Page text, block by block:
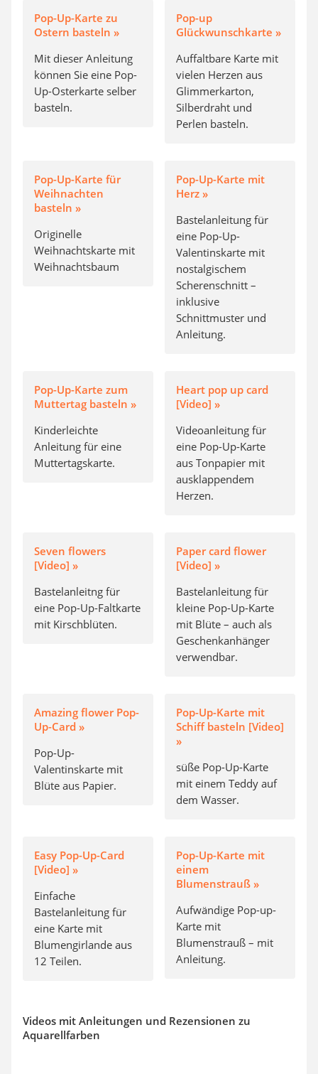
Pop-Up-Karte zu
Ostern basteln »
Mit dieser Anleitung
können Sie eine Pop-
Up-Osterkarte selber
basteln.
Pop-up
Glückwunschkarte »
Auffaltbare Karte mit
vielen Herzen aus
Glimmerkarton,
Silberdraht und
Perlen basteln.
Pop-Up-Karte für
Weihnachten
basteln »
Originelle
Weihnachtskarte mit
Weihnachtsbaum
Pop-Up-Karte mit
Herz »
Bastelanleitung für
eine Pop-Up-
Valentinskarte mit
nostalgischem
Scherenschnitt –
inklusive
Schnittmuster und
Anleitung.
Pop-Up-Karte zum
Muttertag basteln »
Kinderleichte
Anleitung für eine
Muttertagskarte.
Heart pop up card
[Video] »
Videoanleitung für
eine Pop-Up-Karte
aus Tonpapier mit
ausklappendem
Herzen.
Seven flowers
[Video] »
Bastelanleitng für
eine Pop-Up-Faltkarte
mit Kirschblüten.
Paper card flower
[Video] »
Bastelanleitung für
kleine Pop-Up-Karte
mit Blüte – auch als
Geschenkanhänger
verwendbar.
Amazing flower Pop-
Up-Card »
Pop-Up-
Valentinskarte mit
Blüte aus Papier.
Pop-Up-Karte mit
Schiff basteln [Video]
»
süße Pop-Up-Karte
mit einem Teddy auf
dem Wasser.
Easy Pop-Up-Card
[Video] »
Einfache
Bastelanleitung für
eine Karte mit
Blumengirlande aus
12 Teilen.
Pop-Up-Karte mit
einem
Blumenstrauß »
Aufwändige Pop-up-
Karte mit
Blumenstrauß – mit
Anleitung.
Videos mit Anleitungen und Rezensionen zu
Aquarellfarben